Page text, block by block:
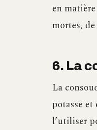
en
mortes,
6. La
La
potasse
l’utiliser